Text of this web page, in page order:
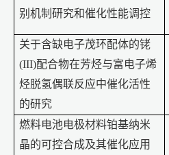
别机制研究和催化性能调控
关于含缺电子茂环配体的铑
(III)配合物在芳烃与富电子烯
烃脱氢偶联反应中催化活性
的研究
燃料电池电极材料铂基纳米
晶的可控合成及其催化应用